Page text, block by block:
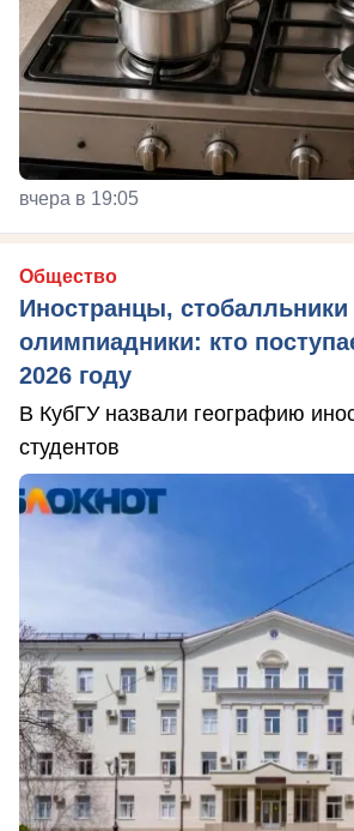
вчера в 19:05
Общество
Иностранцы, стобалльники
олимпиадники: кто
2026 году
В КубГУ назвали географию
студентов